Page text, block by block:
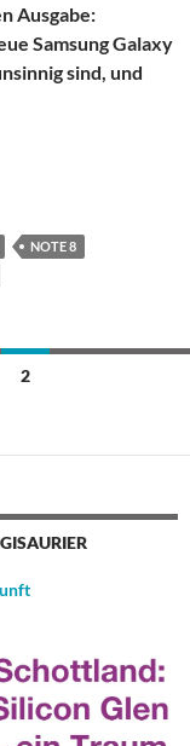
Ausgabe:
Samsung Galaxy
sind, und
Von
NOTE 8
2